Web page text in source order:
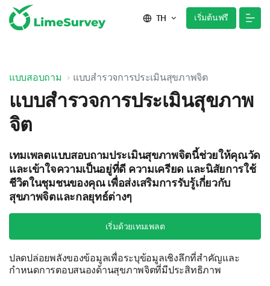
TH เริ่มต้นฟรี
แบบสอบถาม แบบสำรวจการประเมินสุขภาพจิต
แบบสำรวจการประเมินสุขภาพ
จิต
เทมเพลตแบบสอบถามประเมินสุขภาพจิตนี้ช่วยให้คุณวัด
และเข้าใจความเป็นอยู่ที่ดี ความเครียด และนิสัยการใช้
ชีวิตในชุมชนของคุณ เพื่อส่งเสริมการรับรู้เกี่ยวกับ
สุขภาพจิตและกลยุทธ์ต่างๆ
เริ่มด้วยเทมเพลต
ปลดปล่อยพลังของข้อมูลเพื่อระบุข้อมูลเชิงลึกที่สำคัญและ
กำหนดการตอบสนองด้านสุขภาพจิตที่มีประสิทธิภาพ